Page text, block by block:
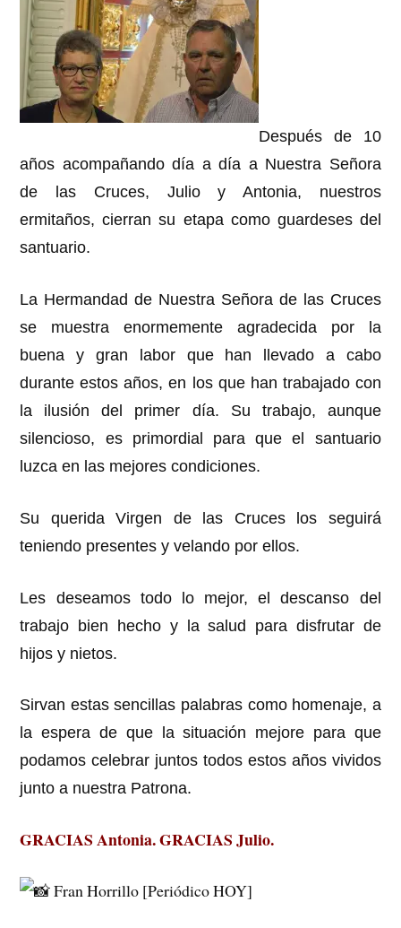
Después de 10
años acompañando día a día a Nuestra Señora
de las Cruces, Julio y Antonia, nuestros
ermitaños, cierran su etapa como guardeses del
santuario.
La Hermandad de Nuestra Señora de las Cruces
se muestra enormemente agradecida por la
buena y gran labor que han llevado a cabo
durante estos años, en los que han trabajado con
la ilusión del primer día. Su trabajo, aunque
silencioso, es primordial para que el santuario
luzca en las mejores condiciones.
Su querida Virgen de las Cruces los seguirá
teniendo presentes y velando por ellos.
Les deseamos todo lo mejor, el descanso del
trabajo bien hecho y la salud para disfrutar de
hijos y nietos.
Sirvan estas sencillas palabras como homenaje, a
la espera de que la situación mejore para que
podamos celebrar juntos todos estos años vividos
junto a nuestra Patrona.
GRACIAS Antonia. GRACIAS Julio.
Fran Horrillo [Periódico HOY]